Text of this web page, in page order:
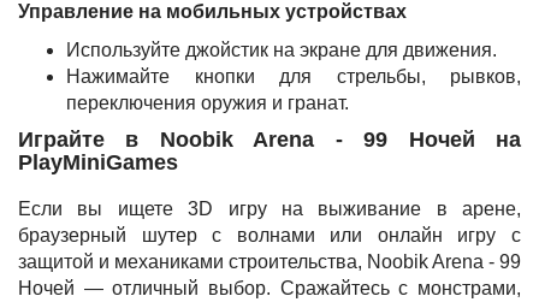
Управление на мобильных устройствах
Используйте джойстик на экране для движения.
Нажимайте кнопки для стрельбы, рывков,
переключения оружия и гранат.
Играйте в Noobik Arena - 99 Ночей на
PlayMiniGames
Если вы ищете 3D игру на выживание в арене,
браузерный шутер с волнами или онлайн игру с
защитой и механиками строительства, Noobik Arena - 99
Ночей — отличный выбор. Сражайтесь с монстрами,